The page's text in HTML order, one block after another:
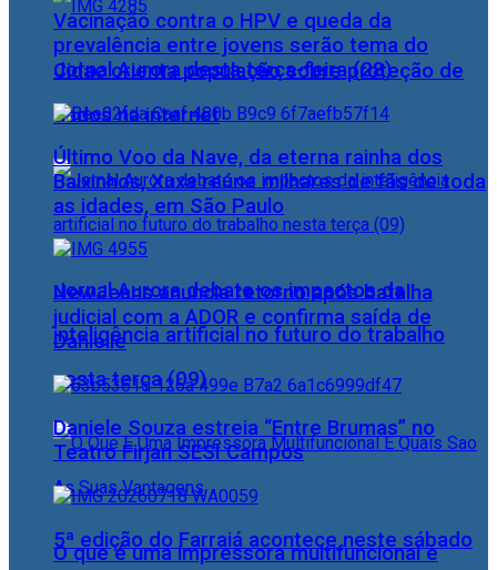
Cidac orienta população sobre proteção de
dados na internet
Jornal Aurora debate os impactos da
inteligência artificial no futuro do trabalho
nesta terça (09)
O que é uma impressora multifuncional e
Vacinação contra o HPV e queda da
prevalência entre jovens serão tema do
Jornal Aurora desta terça-feira (28)
Último Voo da Nave, da eterna rainha dos
Baixinhos, Xuxa reúne milhares de fãs de toda
as idades, em São Paulo
NewJeans anuncia retorno após batalha
judicial com a ADOR e confirma saída de
Danielle
Daniele Souza estreia “Entre Brumas” no
Teatro Firjan SESI Campos
5ª edição do Farraiá acontece neste sábado